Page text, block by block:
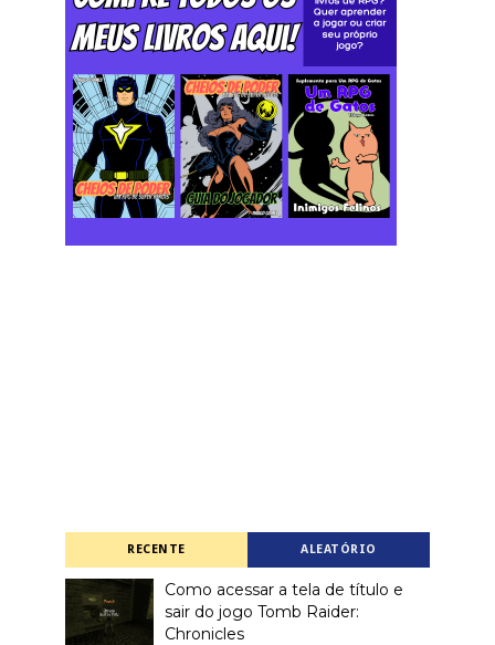
RECENTE ALEATÓRIO
Como acessar a tela de título e
sair do jogo Tomb Raider:
Chronicles